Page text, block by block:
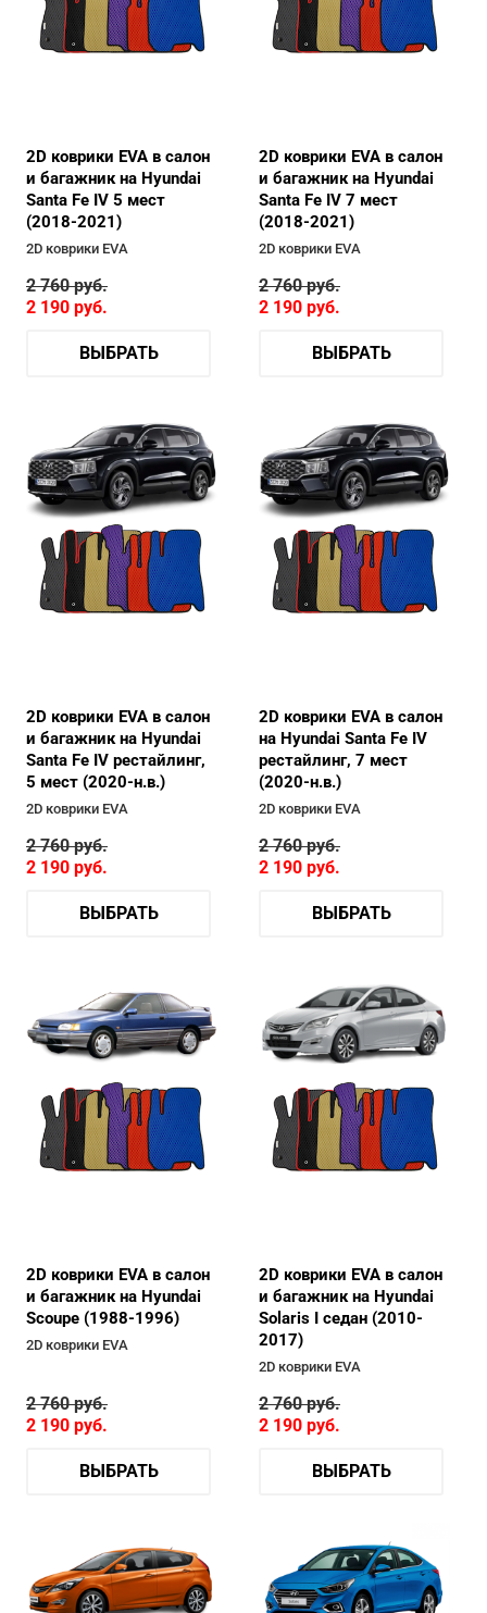
2D коврики EVA в салон
и багажник на Hyundai
Santa Fe IV 5 мест
(2018-2021)
2D коврики EVA
2 760руб.
2 190 руб.
ВЫБРАТЬ
2D коврики EVA в салон
и багажник на Hyundai
Santa Fe IV 7 мест
(2018-2021)
2D коврики EVA
2 760руб.
2 190 руб.
ВЫБРАТЬ
2D коврики EVA в салон
и багажник на Hyundai
Santa Fe IV рестайлинг,
5 мест (2020-н.в.)
2D коврики EVA
2 760руб.
2 190 руб.
ВЫБРАТЬ
2D коврики EVA в салон
на Hyundai Santa Fe IV
рестайлинг, 7 мест
(2020-н.в.)
2D коврики EVA
2 760руб.
2 190 руб.
ВЫБРАТЬ
2D коврики EVA в салон
и багажник на Hyundai
Scoupe (1988-1996)
2D коврики EVA
2 760руб.
2 190 руб.
ВЫБРАТЬ
2D коврики EVA в салон
и багажник на Hyundai
Solaris I седан (2010-
2017)
2D коврики EVA
2 760руб.
2 190 руб.
ВЫБРАТЬ